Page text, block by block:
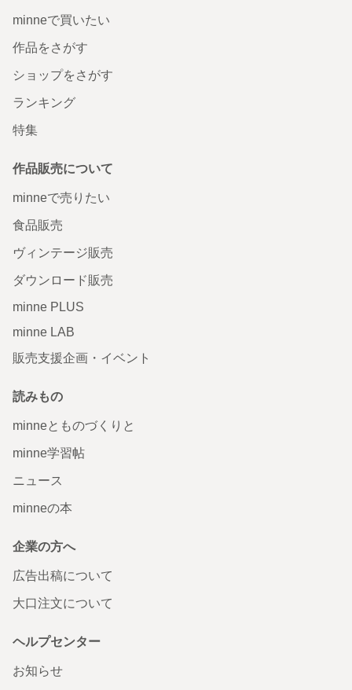
minneで買いたい
作品をさがす
ショップをさがす
ランキング
特集
作品販売について
minneで売りたい
食品販売
ヴィンテージ販売
ダウンロード販売
minne PLUS
minne LAB
販売支援企画・イベント
読みもの
minneとものづくりと
minne学習帖
ニュース
minneの本
企業の方へ
広告出稿について
大口注文について
ヘルプセンター
お知らせ